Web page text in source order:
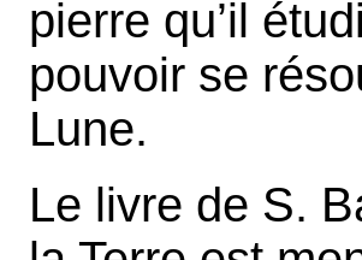
pierre qu’il
pouvoir se
Lune.
Le livre de S.